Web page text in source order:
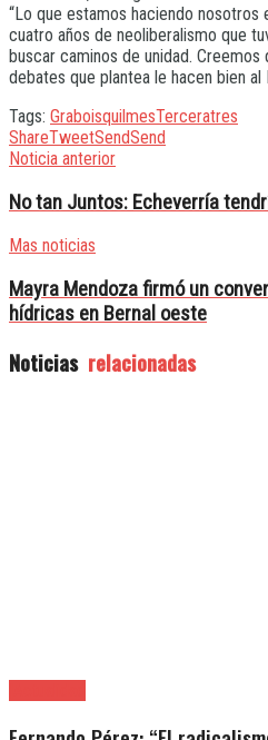
“Lo que estamos haciendo
cuatro años de neoliberalismo que
buscar caminos de unidad.
debates que plantea le hacen bien al
Tags: GraboisquilmesTerceratres
ShareTweetSendSend
Noticia anterior
No tan Juntos: Echeverría
Mas noticias
Mayra Mendoza firmó un
hídricas en Bernal oeste
Noticias relacionadas